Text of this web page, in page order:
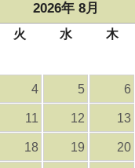
2026年 8月
火 水 木
4 5 6
11 12 13
18 19 20